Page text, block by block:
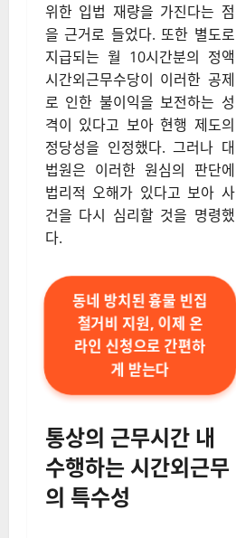
위한 입법 재량을 가진다는 점
을 근거로 들었다. 또한 별도로
지급되는 월 10시간분의 정액
시간외근무수당이 이러한 공제
로 인한 불이익을 보전하는 성
격이 있다고 보아 현행 제도의
정당성을 인정했다. 그러나 대
법원은 이러한 원심의 판단에
법리적 오해가 있다고 보아 사
건을 다시 심리할 것을 명령했
다.
동네 방치된 흉물 빈집
철거비 지원, 이제 온
라인 신청으로 간편하
게 받는다
통상의 근무시간 내
수행하는 시간외근무
의 특수성